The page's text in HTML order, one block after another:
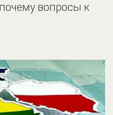
вопросы к